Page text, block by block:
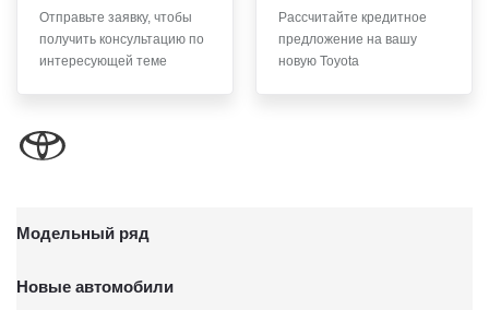
6. Согласие может быть отозвано путем направления
письменного заявления Обществу заказным почтовым
Алтуфьево, пр-д Автомобильный, стр. 5А/1.
Отправьте заявку, чтобы
получить консультацию по
интересующей теме
Рассчитайте кредитное
предложение на вашу
новую Toyota
Модельный ряд
Новые автомобили